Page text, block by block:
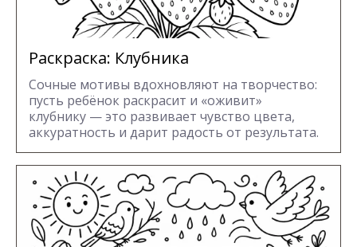
Раскраска: Клубника
Сочные мотивы вдохновляют на творчество:
пусть ребёнок раскрасит и «оживит»
клубнику — это развивает чувство цвета,
аккуратность и дарит радость от результата.